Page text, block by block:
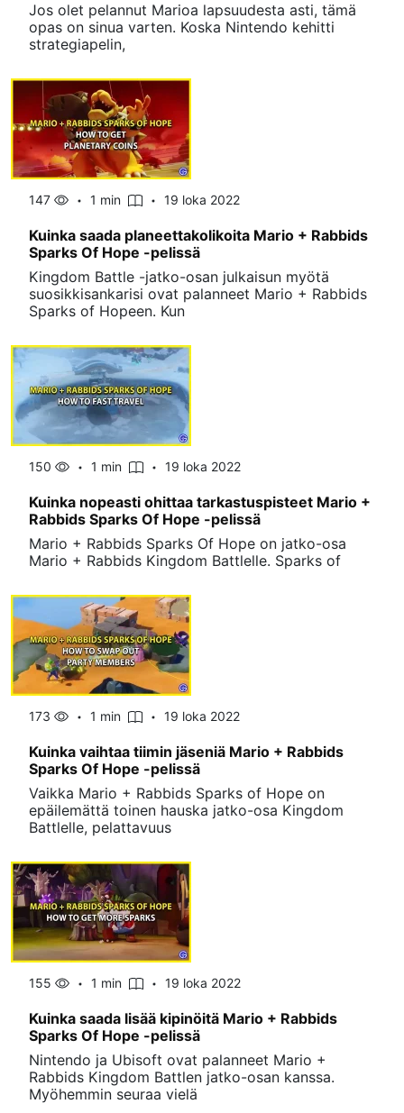
Jos olet pelannut Marioa lapsuudesta asti, tämä
opas on sinua varten. Koska Nintendo kehitti
strategiapelin,
147 1 min 19 loka 2022
Kuinka saada planeettakolikoita Mario + Rabbids
Sparks Of Hope -pelissä
Kingdom Battle -jatko-osan julkaisun myötä
suosikkisankarisi ovat palanneet Mario + Rabbids
Sparks of Hopeen. Kun
150 1 min 19 loka 2022
Kuinka nopeasti ohittaa tarkastuspisteet Mario +
Rabbids Sparks Of Hope -pelissä
Mario + Rabbids Sparks Of Hope on jatko-osa
Mario + Rabbids Kingdom Battlelle. Sparks of
173 1 min 19 loka 2022
Kuinka vaihtaa tiimin jäseniä Mario + Rabbids
Sparks Of Hope -pelissä
Vaikka Mario + Rabbids Sparks of Hope on
epäilemättä toinen hauska jatko-osa Kingdom
Battlelle, pelattavuus
155 1 min 19 loka 2022
Kuinka saada lisää kipinöitä Mario + Rabbids
Sparks Of Hope -pelissä
Nintendo ja Ubisoft ovat palanneet Mario +
Rabbids Kingdom Battlen jatko-osan kanssa.
Myöhemmin seuraa vielä